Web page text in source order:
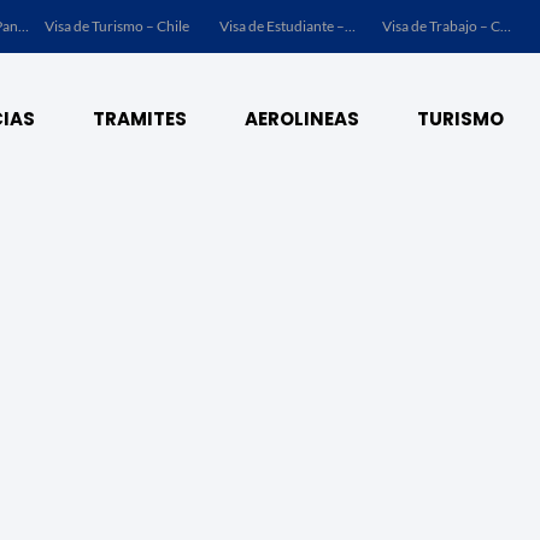
Visa de Turismo – Panamá Visa de Turismo – Chile Visa de Estudiante – Chile Visa de Trabajo – Chile
TRAMITES AEROLINEAS TURISMO